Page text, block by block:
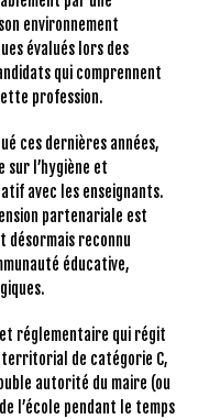
environnement
évalués lors des
qui comprennent
profession.
ces dernières années,
sur l’hygiène et
avec les enseignants.
partenariale est
désormais reconnu
éducative,
réglementaire qui régit
de catégorie C,
autorité du maire (ou
l’école pendant le temps